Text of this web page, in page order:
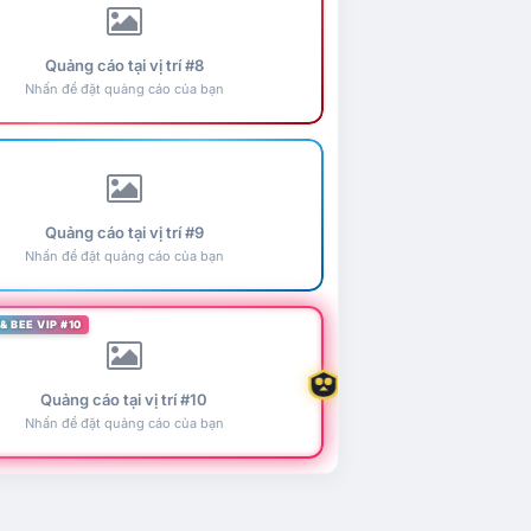
Quảng cáo tại vị trí #8
Nhấn để đặt quảng cáo của bạn
Quảng cáo tại vị trí #9
Nhấn để đặt quảng cáo của bạn
BEE VIP #10
Quảng cáo tại vị trí #10
Nhấn để đặt quảng cáo của bạn